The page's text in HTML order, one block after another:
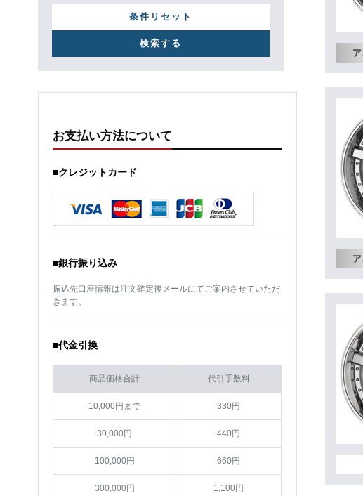
条件リセット
お支払い方法について
■クレジットカード
■銀行振り込み
振込先口座情報は注文確定後メールにてご案内させていただ
きます。
■代金引換
商品価格合計 代引手数料
10,000円まで 330円
30,000円 440円
100,000円 660円
300,000円 1,100円